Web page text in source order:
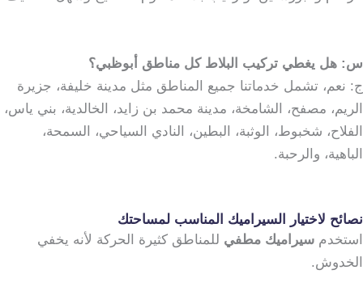
س: هل يغطي تركيب البلاط كل مناطق أبوظبي؟
ج: نعم، تشمل خدماتنا جميع المناطق مثل مدينة خليفة، جزيرة
الريم، مصفح، الشامخة، مدينة محمد بن زايد، الخالدية، بني ياس،
الفلاح، شخبوط، الوثبة، البطين، النادي السياحي، السمحة،
الباهية، والرحبة.
نصائح لاختيار السيراميك المناسب لمساحتك
استخدم سيراميك مطفي للمناطق كثيرة الحركة لأنه يخفي
الخدوش.